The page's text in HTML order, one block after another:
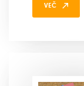
VEČ